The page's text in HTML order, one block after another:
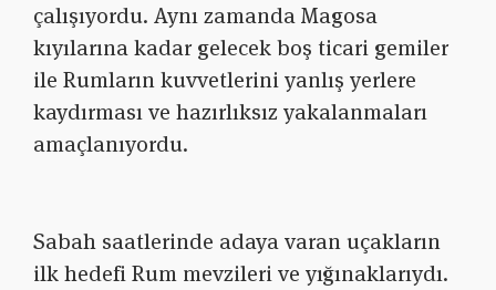
çalışıyordu. Aynı zamanda Magosa
kıyılarına kadar gelecek boş ticari gemiler
ile Rumların kuvvetlerini yanlış yerlere
kaydırması ve hazırlıksız yakalanmaları
amaçlanıyordu.
Sabah saatlerinde adaya varan uçakların
ilk hedefi Rum mevzileri ve yığınaklarıydı.